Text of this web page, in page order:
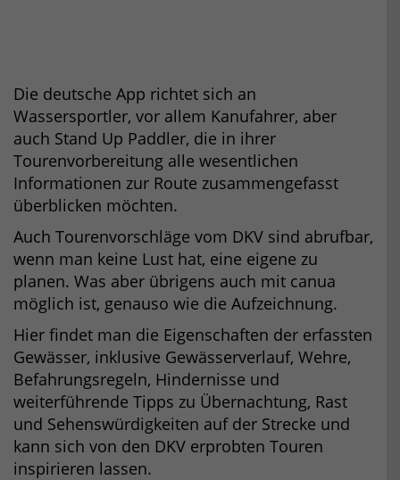
Die deutsche App richtet sich an
Wassersportler, vor allem Kanufahrer, aber
auch Stand Up Paddler, die in ihrer
Tourenvorbereitung alle wesentlichen
Informationen zur Route zusammengefasst
überblicken möchten.
Auch Tourenvorschläge vom DKV sind abrufbar,
wenn man keine Lust hat, eine eigene zu
planen. Was aber übrigens auch mit canua
möglich ist, genauso wie die Aufzeichnung.
Hier findet man die Eigenschaften der erfassten
Gewässer, inklusive Gewässerverlauf, Wehre,
Befahrungsregeln, Hindernisse und
weiterführende Tipps zu Übernachtung, Rast
und Sehenswürdigkeiten auf der Strecke und
kann sich von den DKV erprobten Touren
inspirieren lassen.